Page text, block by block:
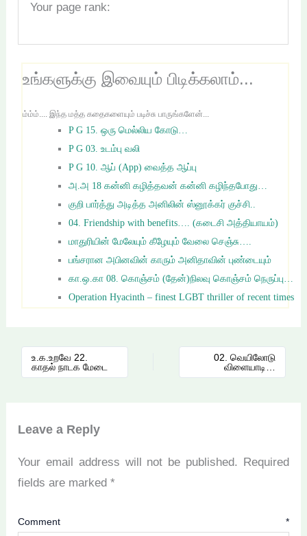
Your page rank:
உங்களுக்கு இவையும் பிடிக்கலாம்...
ம்ம்ம்.... இந்த மத்த கதைகளையும் படிச்சு பாருங்களேன்...
P G 15. ஒரு மெல்லிய கோடு…
P G 03. உடம்பு வலி
P G 10. ஆப் (App) வைத்த ஆப்பு
அ.அ 18 கன்னி கழித்தவன் கன்னி கழிந்தபோது…
குறி பார்த்து அடித்த அனிலின் ஸ்னூக்கர் குச்சி..
04. Friendship with benefits…. (கடைசி அத்தியாயம்)
மாதுரியின் மேலேயும் கீழேயும் வேலை செஞ்சு….
பங்சரான அபினவின் காரும் அனிதாவின் புண்டையும்
கா.ஒ.கா 08. கொஞ்சம் (தேன்)நிலவு கொஞ்சம் நெருப்பு…
Operation Hyacinth – finest LGBT thriller of recent times
உ.க.உறவே 22.
காதல் நாடக மேடை
02. வெயிலோடு
விளையாடி…
Leave a Reply
Your email address will not be published.
Required
fields are marked*
Comment *